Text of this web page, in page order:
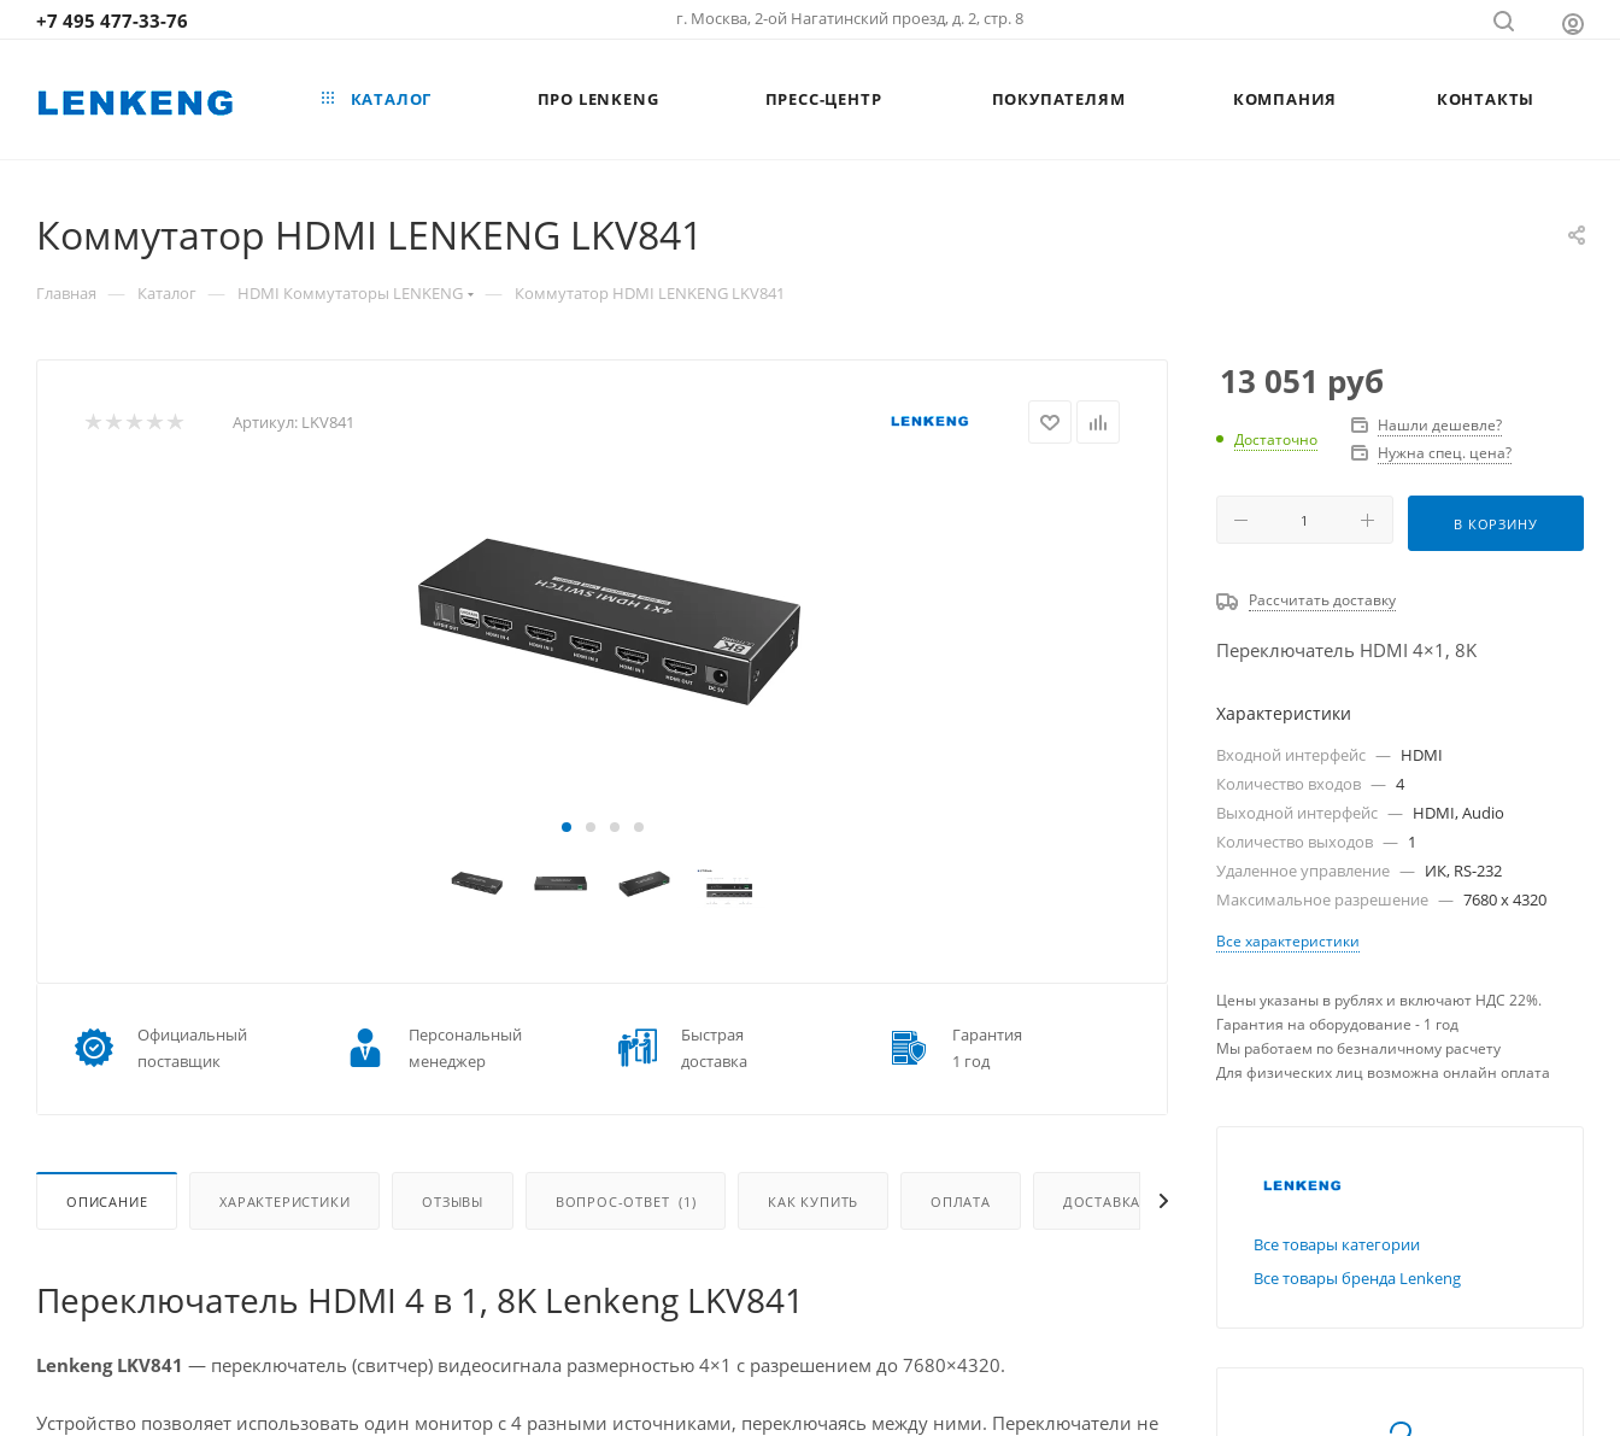
+7 495 477-33-76 г. Москва, 2-ой Нагатинский проезд, д. 2, стр. 8
КАТАЛОГ ПРО LENKENG ПРЕСС-ЦЕНТР ПОКУПАТЕЛЯМ КОМПАНИЯ КОНТАКТЫ
Коммутатор HDMI LENKENG LKV841
Главная — Каталог — HDMI Коммутаторы LENKENG — Коммутатор HDMI LENKENG LKV841
Артикул: LKV841
Официальный
поставщик
Персональный
менеджер
Быстрая
доставка
Гарантия
1 год
ОПИСАНИЕ ХАРАКТЕРИСТИКИ ОТЗЫВЫ ВОПРОС-ОТВЕТ (1) КАК КУПИТЬ ОПЛАТА ДОСТАВКА
Переключатель HDMI 4 в 1, 8K Lenkeng LKV841
Lenkeng LKV841 — переключатель (свитчер) видеосигнала размерностью 4×1 с разрешением до 7680×4320.
Устройство позволяет использовать один монитор с 4 разными источниками, переключаясь между ними. Переключатели не
13 051 руб
Достаточно
Нашли дешевле?
Нужна спец. цена?
В КОРЗИНУ
Рассчитать доставку
Переключатель HDMI 4×1, 8K
Характеристики
Входной интерфейс — HDMI
Количество входов — 4
Выходной интерфейс — HDMI, Audio
Количество выходов — 1
Удаленное управление — ИК, RS-232
Максимальное разрешение — 7680 x 4320
Все характеристики
Цены указаны в рублях и включают НДС 22%.
Гарантия на оборудование - 1 год
Мы работаем по безналичному расчету
Для физических лиц возможна онлайн оплата
Все товары категории
Все товары бренда Lenkeng